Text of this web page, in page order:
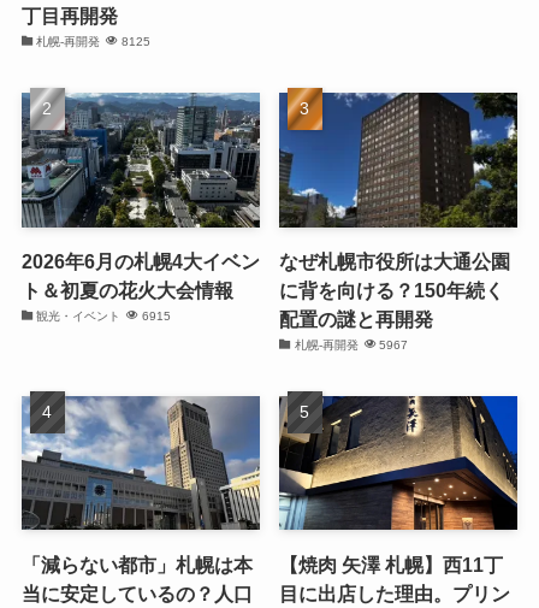
丁目再開発
札幌-再開発 8125
2026年6月の札幌4大イベン
ト＆初夏の花火大会情報
観光・イベント 6915
なぜ札幌市役所は大通公園
に背を向ける？150年続く
配置の謎と再開発
札幌-再開発 5967
「減らない都市」札幌は本
当に安定しているの？人口
【焼肉 矢澤 札幌】西11丁
目に出店した理由。プリン